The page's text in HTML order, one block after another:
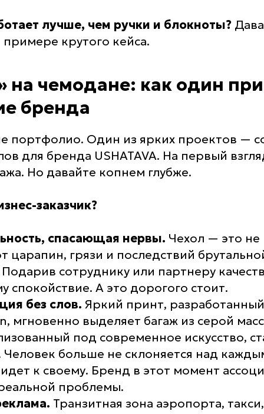
лучше, чем ручки и блокноты?
примере крутого кейса.
на чемодане: как один
бренда
портфолио. Один из ярких проектов —
для бренда USHATAVA. На первый
Но давайте копнем глубже.
заказчик?
спасающая нервы. Чехол — это не
царапин, грязи и последствий
сотруднику или партнеру
спокойствие. А это дорогого стоит.
без слов. Яркий принт,
мгновенно выделяет багаж из серой
под современное искусство,
больше не склоняется над
к своему. Бренд в этот момент
проблемы.
Транзитная зона аэропорта,